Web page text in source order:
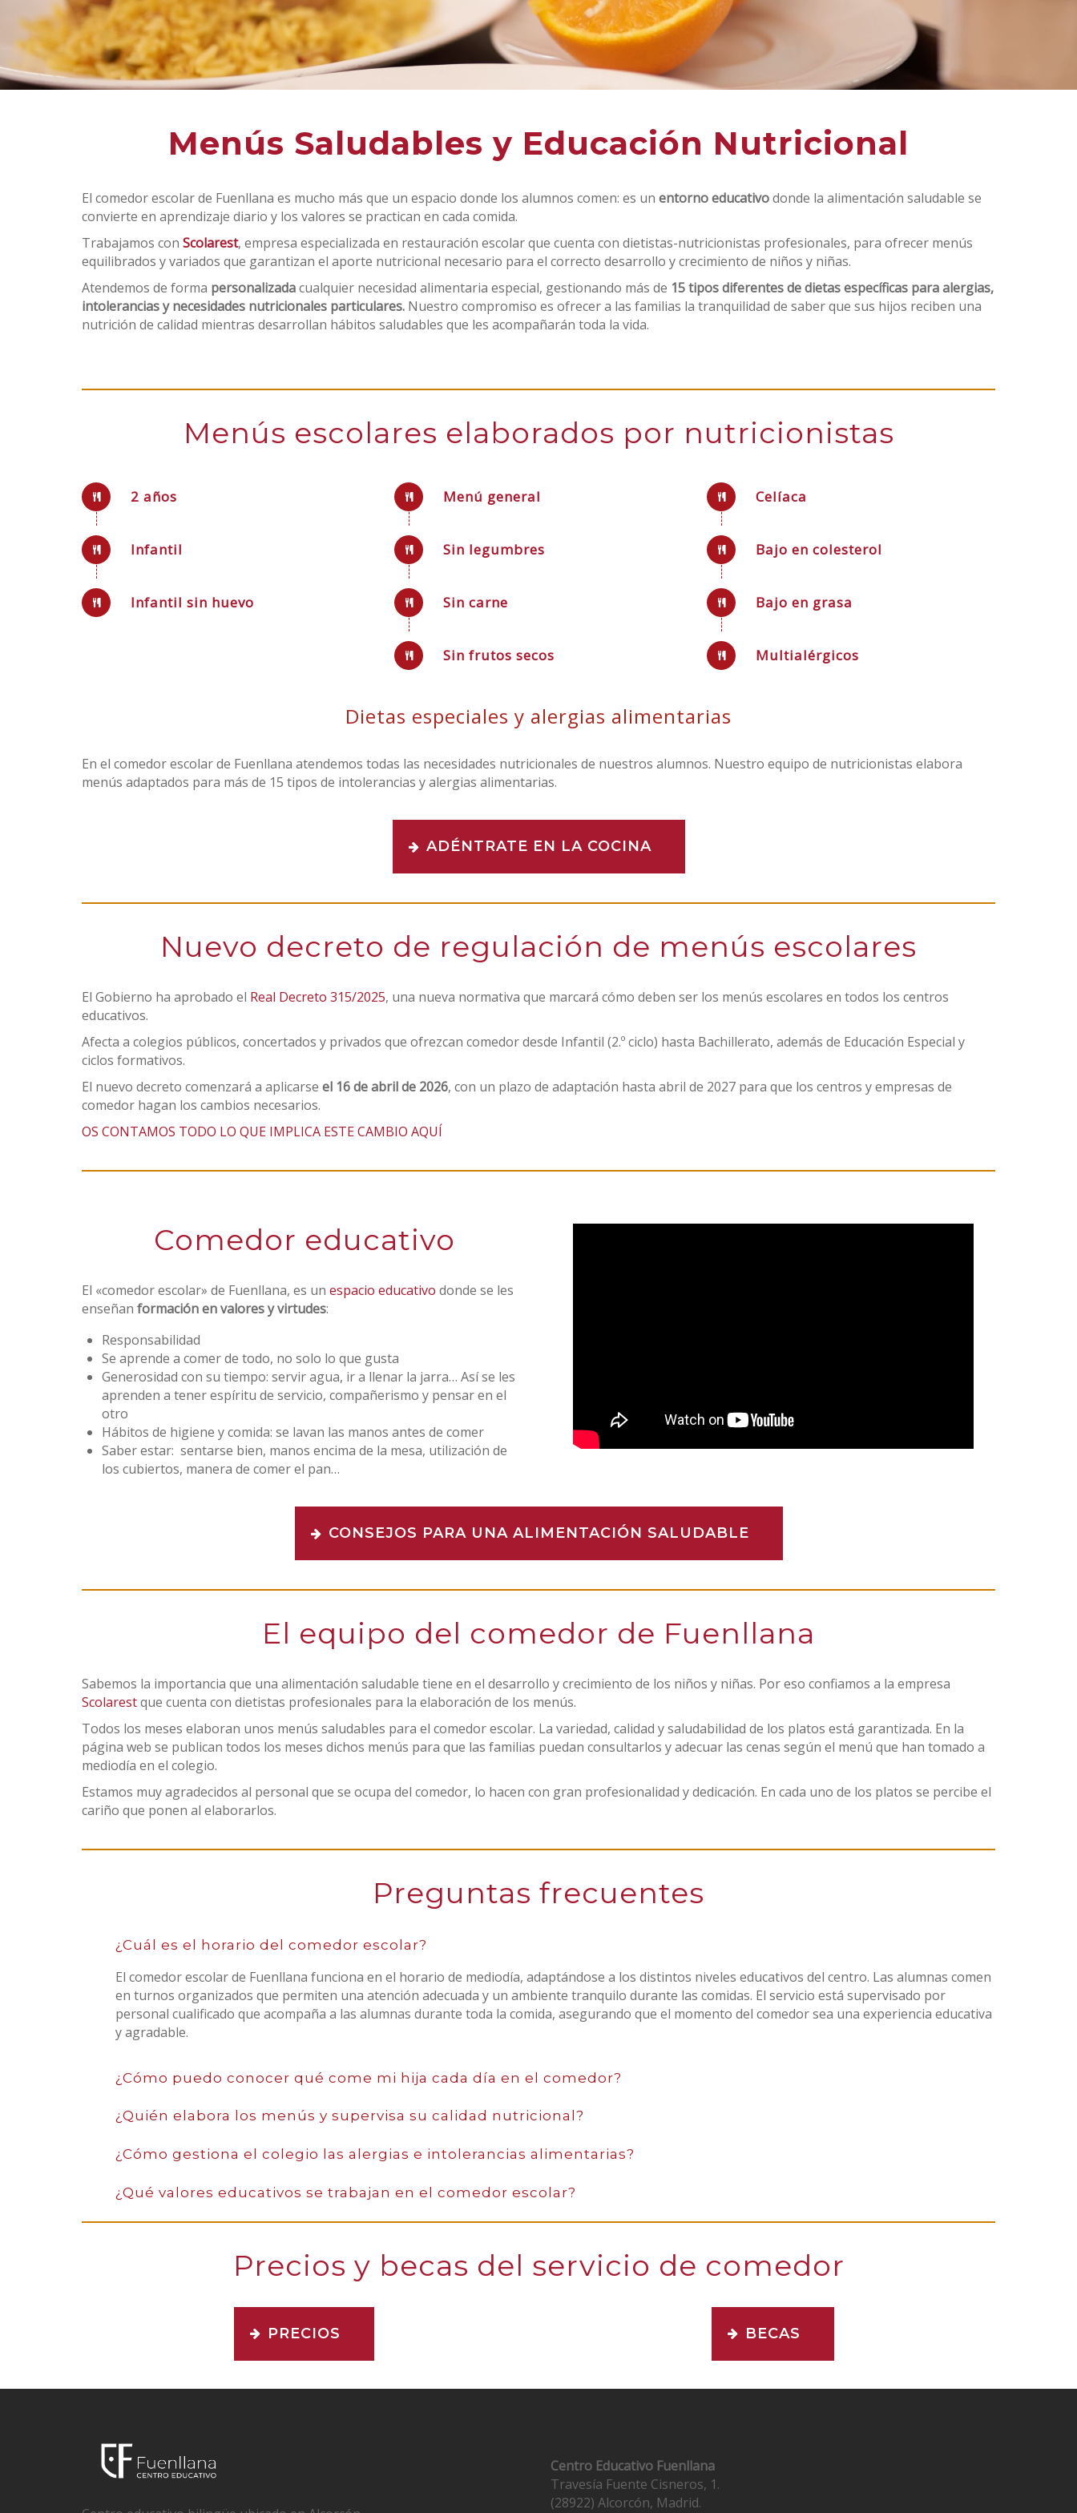
Menús Saludables y Educación Nutricional
El comedor escolar de Fuenllana es mucho más que un espacio donde los alumnos comen: es un entorno educativodonde la alimentación saludable se
convierte en aprendizaje diario y los valores se practican en cada comida.
Trabajamos con Scolarest, empresa especializada en restauración escolar que cuenta con dietistas-nutricionistas profesionales, para ofrecer menús
equilibrados y variados que garantizan el aporte nutricional necesario para el correcto desarrollo y crecimiento de niños y niñas.
Atendemos de forma personalizadacualquier necesidad alimentaria especial, gestionando más de 15 tipos diferentes de dietas específicas para alergias,
intolerancias y necesidades nutricionales particulares. Nuestro compromiso es ofrecer a las familias la tranquilidad de saber que sus hijos reciben una
nutrición de calidad mientras desarrollan hábitos saludables que les acompañarán toda la vida.
Menús escolares elaborados por nutricionistas
2 años
Infantil
Infantil sin huevo
Menú general
Sin legumbres
Sin carne
Sin frutos secos
Celíaca
Bajo en colesterol
Bajo en grasa
Multialérgicos
Dietas especiales y alergias alimentarias
En el comedor escolar de Fuenllana atendemos todas las necesidades nutricionales de nuestros alumnos. Nuestro equipo de nutricionistas elabora
menús adaptados para más de 15 tipos de intolerancias y alergias alimentarias.
ADÉNTRATE EN LA COCINA
Nuevo decreto de regulación de menús escolares
El Gobierno ha aprobado el Real Decreto 315/2025, una nueva normativa que marcará cómo deben ser los menús escolares en todos los centros
educativos.
Afecta a colegios públicos, concertados y privados que ofrezcan comedor desde Infantil (2.º ciclo) hasta Bachillerato, además de Educación Especial y
ciclos formativos.
El nuevo decreto comenzará a aplicarse el 16 de abril de 2026, con un plazo de adaptación hasta abril de 2027 para que los centros y empresas de
comedor hagan los cambios necesarios.
OS CONTAMOS TODO LO QUE IMPLICA ESTE CAMBIO AQUÍ
Comedor educativo
El «comedor escolar» de Fuenllana, es un espacio educativo donde se les
enseñan formación en valores y virtudes:
Responsabilidad
Se aprende a comer de todo, no solo lo que gusta
Generosidad con su tiempo: servir agua, ir a llenar la jarra… Así se les
aprenden a tener espíritu de servicio, compañerismo y pensar en el
otro
Hábitos de higiene y comida: se lavan las manos antes de comer
Saber estar: sentarse bien, manos encima de la mesa, utilización de
los cubiertos, manera de comer el pan…
CONSEJOS PARA UNA ALIMENTACIÓN SALUDABLE
El equipo del comedor de Fuenllana
Sabemos la importancia que una alimentación saludable tiene en el desarrollo y crecimiento de los niños y niñas. Por eso confiamos a la empresa
Scolarestque cuenta con dietistas profesionales para la elaboración de los menús.
Todos los meses elaboran unos menús saludables para el comedor escolar. La variedad, calidad y saludabilidad de los platos está garantizada. En la
página web se publican todos los meses dichos menús para que las familias puedan consultarlos y adecuar las cenas según el menú que han tomado a
mediodía en el colegio.
Estamos muy agradecidos al personal que se ocupa del comedor, lo hacen con gran profesionalidad y dedicación. En cada uno de los platos se percibe el
cariño que ponen al elaborarlos.
Preguntas frecuentes
¿Cuál es el horario del comedor escolar?
El comedor escolar de Fuenllana funciona en el horario de mediodía, adaptándose a los distintos niveles educativos del centro. Las alumnas comen
en turnos organizados que permiten una atención adecuada y un ambiente tranquilo durante las comidas. El servicio está supervisado por
personal cualificado que acompaña a las alumnas durante toda la comida, asegurando que el momento del comedor sea una experiencia educativa
y agradable.
¿Cómo puedo conocer qué come mi hija cada día en el comedor?
¿Quién elabora los menús y supervisa su calidad nutricional?
¿Cómo gestiona el colegio las alergias e intolerancias alimentarias?
¿Qué valores educativos se trabajan en el comedor escolar?
Precios y becas del servicio de comedor
PRECIOS BECAS
Centro Educativo Fuenllana
Travesía Fuente Cisneros, 1.
(28922) Alcorcón, Madrid.